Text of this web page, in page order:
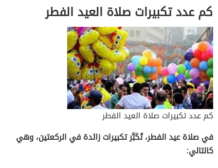
كم عدد تكبيرات صلاة العيد الفطر
كم عدد تكبيرات صلاة العيد الفطر
في صلاة عيد الفطر، تُكَبَّر تكبيرات زائدة في الركعتين، وهي
كالتالي: